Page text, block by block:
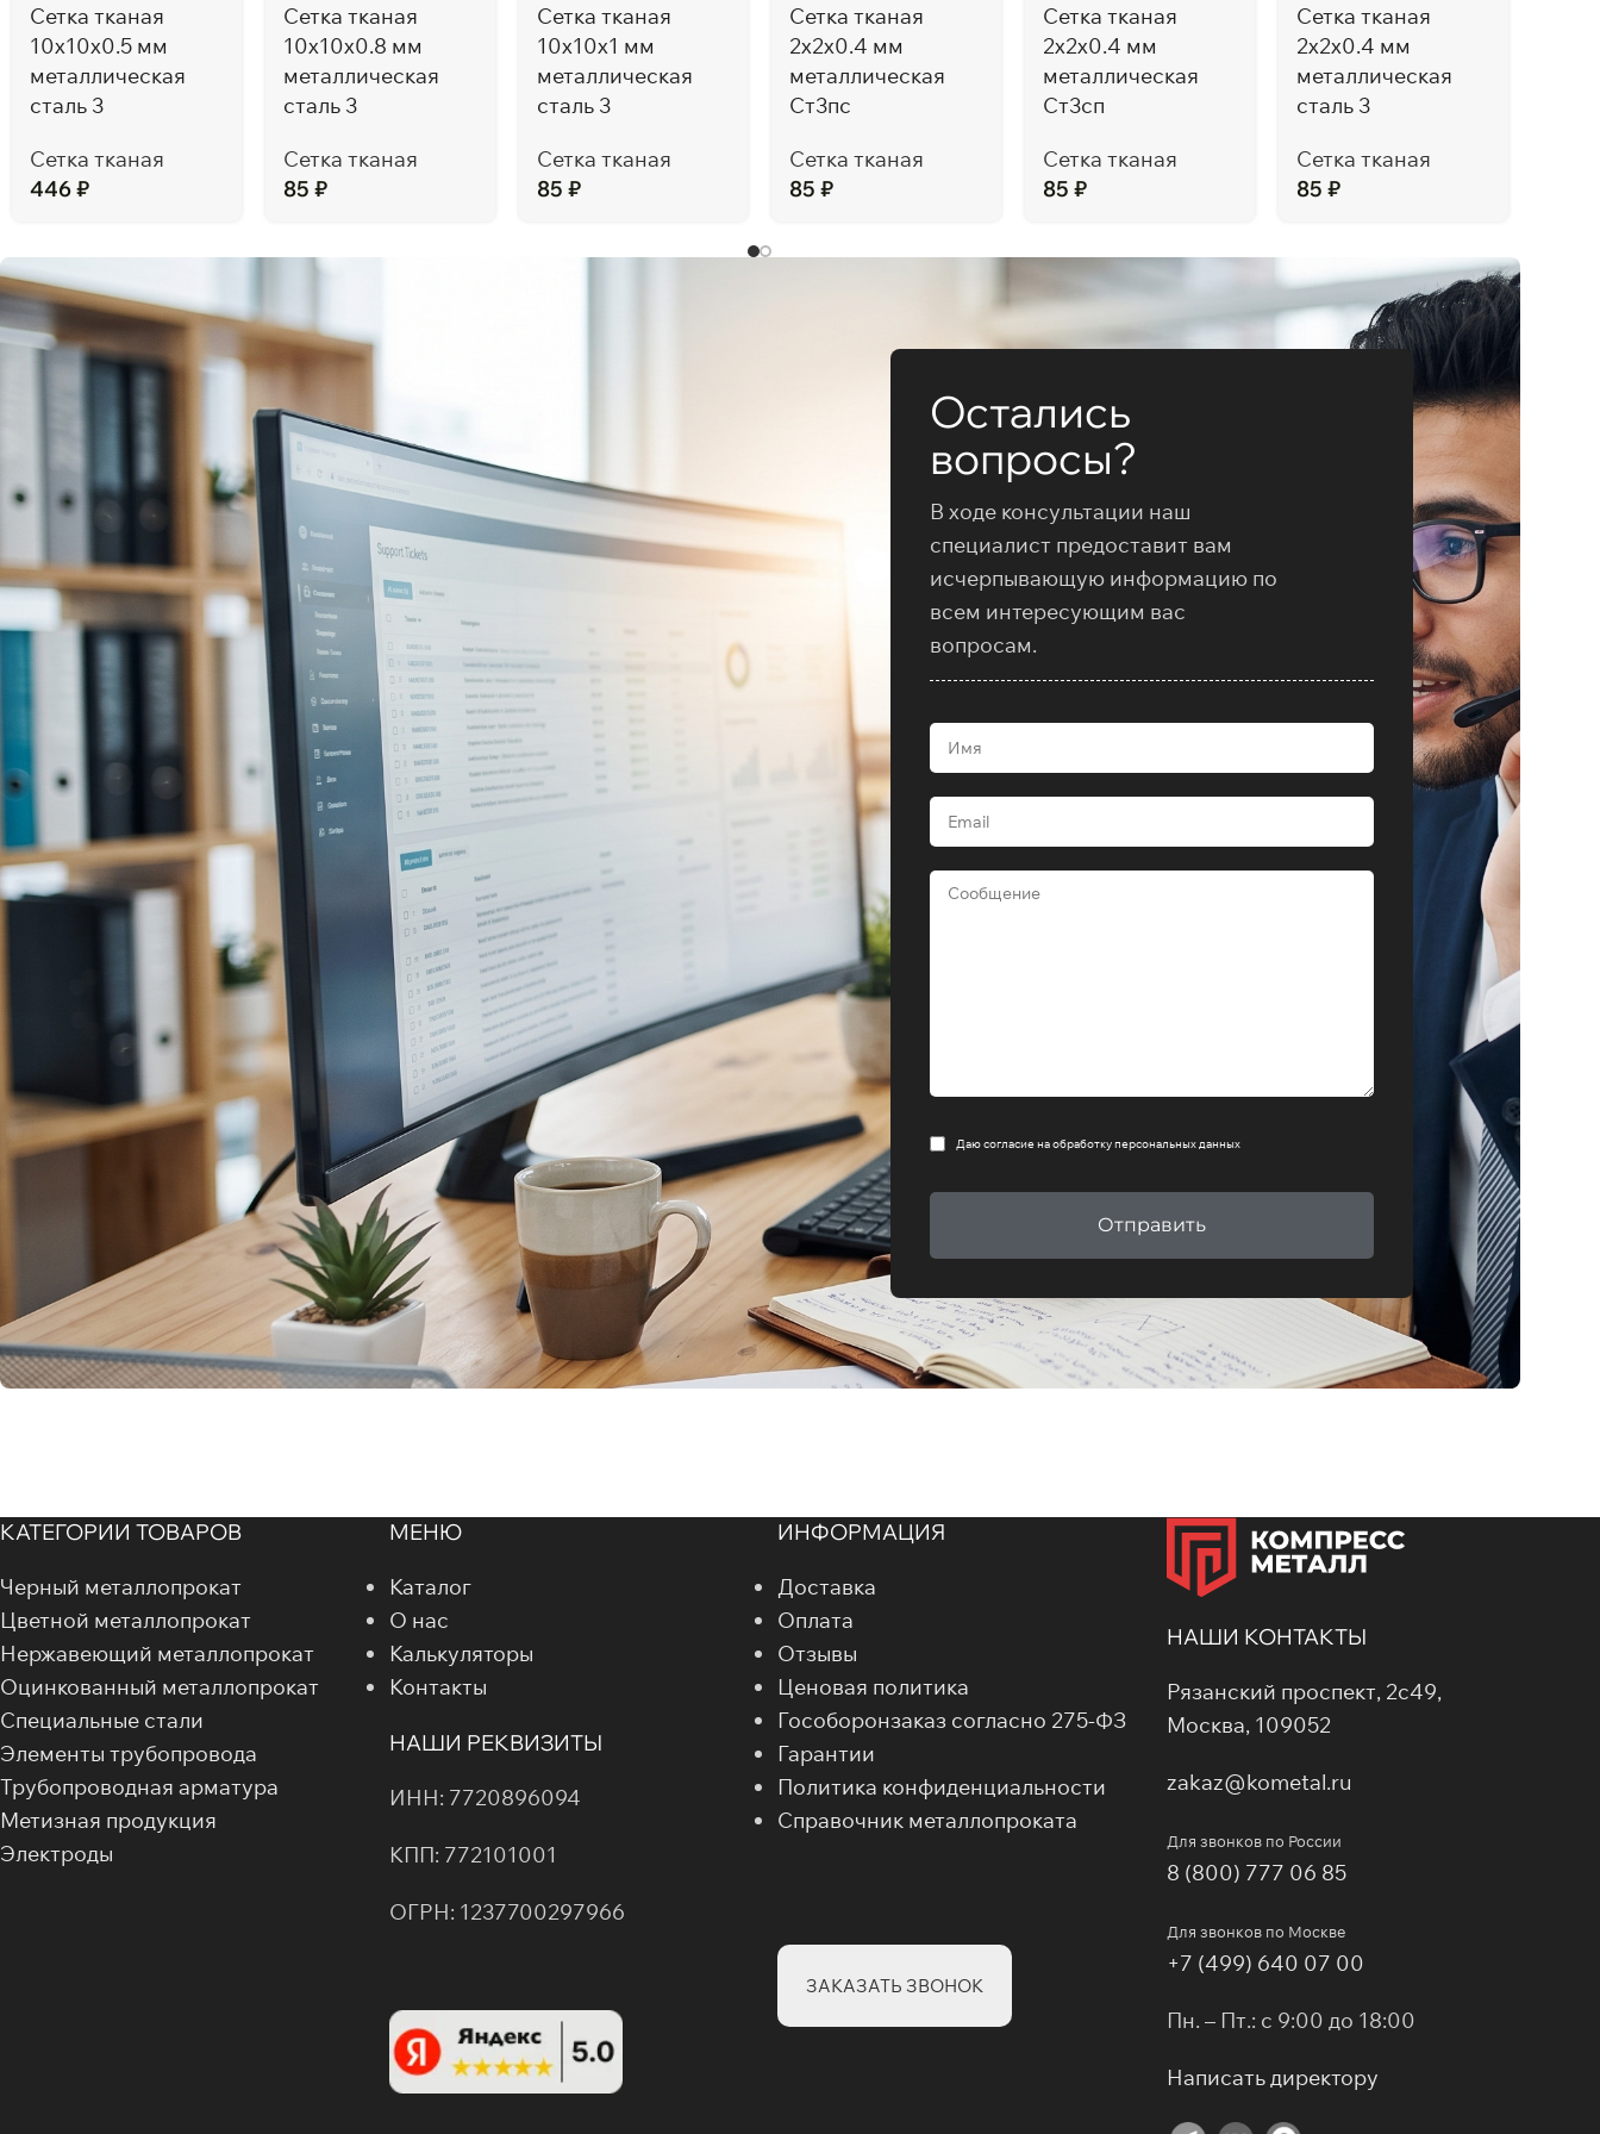
Сетка тканая
10х10х0.5 мм
металлическая
сталь 3
Сетка тканая
446₽
Сетка тканая
10х10х0.8 мм
металлическая
сталь 3
Сетка тканая
85 ₽
Сетка тканая
10х10х1 мм
металлическая
сталь 3
Сетка тканая
85 ₽
Сетка тканая
2х2х0.4 мм
металлическая
Ст3пс
Сетка тканая
85₽
Сетка тканая
2х2х0.4 мм
металлическая
Ст3сп
Сетка тканая
85₽
Сетка тканая
2х2х0.4 мм
металлическая
сталь 3
Сетка тканая
85 ₽
Остались
вопросы?
В ходе консультации наш
специалист предоставит вам
исчерпывающую информацию по
всем интересующим вас
вопросам.
Даю согласие наобработку персональных данных
Отправить
КАТЕГОРИИ ТОВАРОВ
Черный металлопрокат
Цветной металлопрокат
Нержавеющий металлопрокат
Оцинкованный металлопрокат
Специальные стали
Элементы трубопровода
Трубопроводная арматура
Метизная продукция
Электроды
МЕНЮ
Каталог
О нас
Калькуляторы
Контакты
НАШИ РЕКВИЗИТЫ
ИНН: 7720896094
КПП: 772101001
ОГРН: 1237700297966
ИНФОРМАЦИЯ
Доставка
Оплата
Отзывы
Ценовая политика
Гособоронзаказ согласно 275-ФЗ
Гарантии
Политика конфиденциальности
Справочник металлопроката
ЗАКАЗАТЬ ЗВОНОК
НАШИ КОНТАКТЫ
Рязанский проспект, 2с49,
Москва, 109052
zakaz@kometal.ru
Для звонков по России
8 (800) 777 06 85
Для звонков по Москве
+7 (499) 640 07 00
Пн. – Пт.: с 9:00 до 18:00
Написать директору